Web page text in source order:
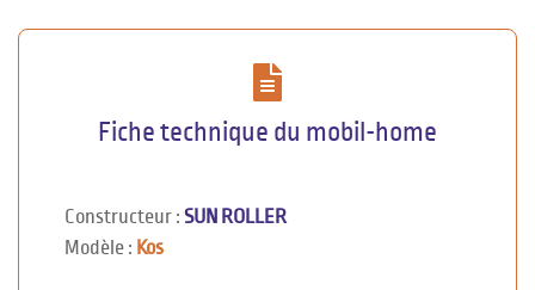
Fiche technique du mobil-home
Constructeur : SUN ROLLER
Modèle : Kos